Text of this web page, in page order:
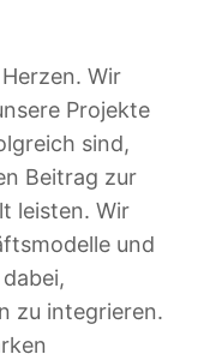
Wir
Projekte
sind,
Beitrag zur
leisten. Wir
und
zu integrieren.